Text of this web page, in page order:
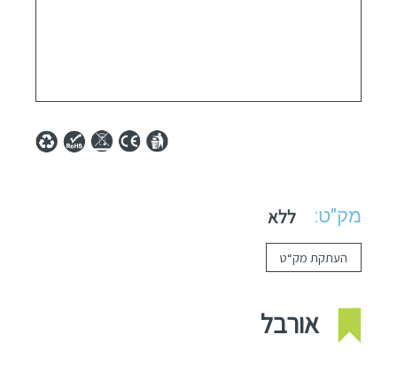
מק"ט: ללא
העתקת מק“ט
אורבל